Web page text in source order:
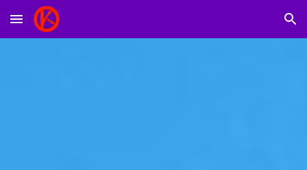
Skip to main content Skip to navigation